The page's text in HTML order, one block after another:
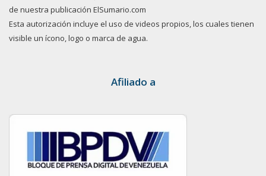
de nuestra publicación ElSumario.com
Esta autorización incluye el uso de videos propios, los cuales tienen
visible un ícono, logo o marca de agua.
Afiliado a